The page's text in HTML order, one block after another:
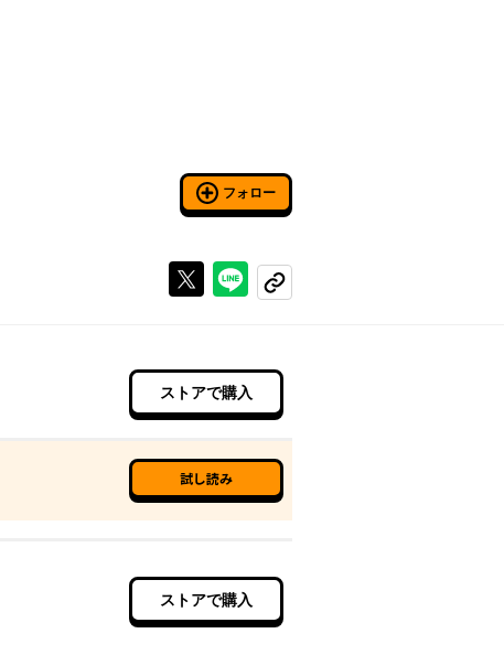
フォロー
Xで投稿するラインでシェアする
コピーする
ストアで購入
試し読み
ストアで購入